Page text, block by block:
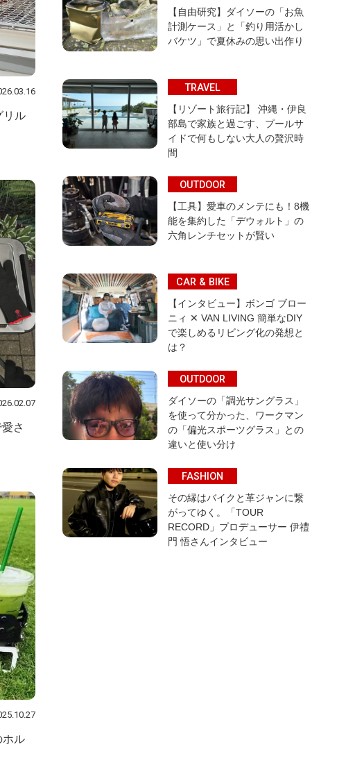
リル
さ
ホル
【自由研究】ダイソーの「お魚
計測ケース」と「釣り用活かし
バケツ」で夏休みの思い出作り
TRAVEL
【リゾート旅行記】 沖縄・伊良
部島で家族と過ごす、プールサ
イドで何もしない大人の贅沢時
間
OUTDOOR
【工具】愛車のメンテにも！8機
能を集約した「デウォルト」の
六角レンチセットが賢い
CAR & BIKE
【インタビュー】ボンゴ ブロー
ニィ ✕ VAN LIVING 簡単なDIY
で楽しめるリビング化の発想と
は？
OUTDOOR
ダイソーの「調光サングラス」
を使って分かった、ワークマン
の「偏光スポーツグラス」との
違いと使い分け
FASHION
その縁はバイクと革ジャンに繋
がってゆく。「TOUR
RECORD」プロデューサー 伊禮
門 悟さんインタビュー